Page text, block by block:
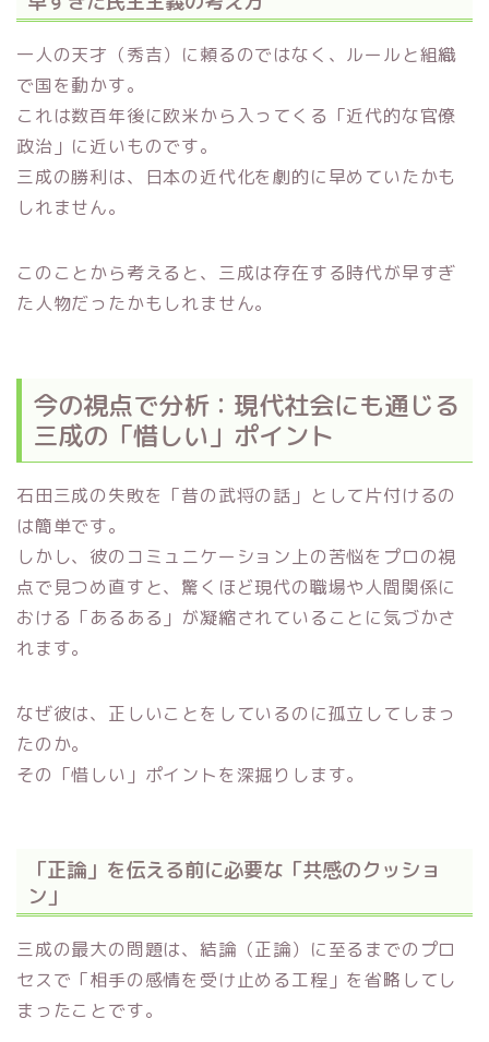
一人の天才（秀吉）に頼るのではなく、ルールと組織
で国を動かす。
これは数百年後に欧米から入ってくる「近代的な官僚
政治」に近いものです。
三成の勝利は、日本の近代化を劇的に早めていたかも
しれません。
このことから考えると、三成は存在する時代が早すぎ
た人物だったかもしれません。
今の視点で分析：現代社会にも通じる
三成の「惜しい」ポイント
石田三成の失敗を「昔の武将の話」として片付けるの
は簡単です。
しかし、彼のコミュニケーション上の苦悩をプロの視
点で見つめ直すと、驚くほど現代の職場や人間関係に
おける「あるある」が凝縮されていることに気づかさ
れます。
なぜ彼は、正しいことをしているのに孤立してしまっ
たのか。
その「惜しい」ポイントを深掘りします。
「正論」を伝える前に必要な「共感のクッショ
ン」
三成の最大の問題は、結論（正論）に至るまでのプロ
セスで「相手の感情を受け止める工程」を省略してし
まったことです。